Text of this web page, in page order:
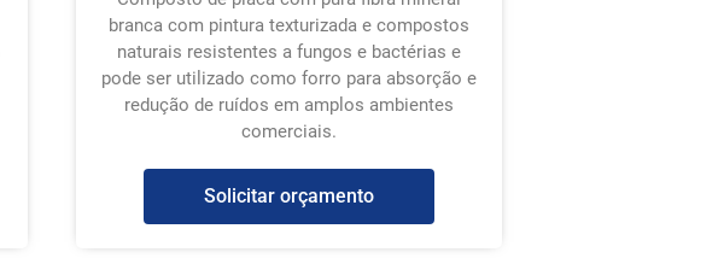
branca com pintura texturizada e compostos
naturais resistentes a fungos e bactérias e
pode ser utilizado como forro para absorção e
redução de ruídos em amplos ambientes
comerciais.
Solicitar orçamento